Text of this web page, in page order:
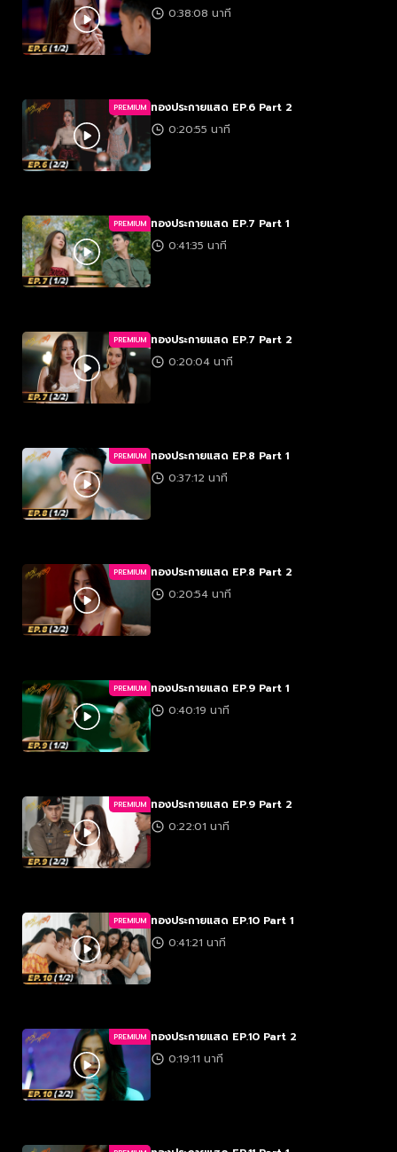
0:38:08 นาที
PREMIUM ทองประกายแสด EP.6 Part 2
0:20:55 นาที
PREMIUM ทองประกายแสด EP.7 Part 1
0:41:35 นาที
PREMIUM ทองประกายแสด EP.7 Part 2
0:20:04 นาที
PREMIUM ทองประกายแสด EP.8 Part 1
0:37:12 นาที
PREMIUM ทองประกายแสด EP.8 Part 2
0:20:54 นาที
PREMIUM ทองประกายแสด EP.9 Part 1
0:40:19 นาที
PREMIUM ทองประกายแสด EP.9 Part 2
0:22:01 นาที
PREMIUM ทองประกายแสด EP.10 Part 1
0:41:21 นาที
PREMIUM ทองประกายแสด EP.10 Part 2
0:19:11 นาที